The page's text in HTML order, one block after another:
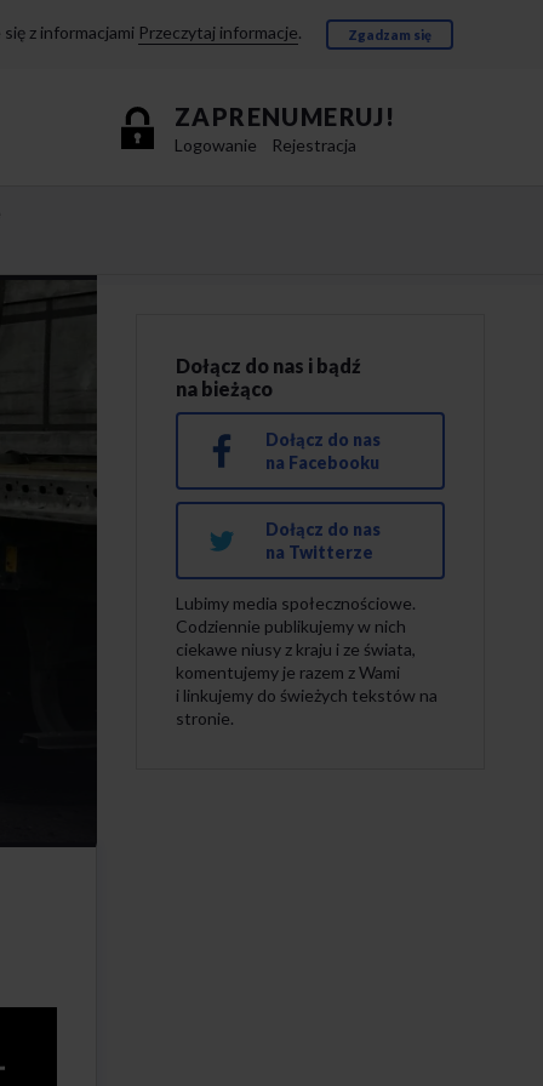
z informacjami Przeczytaj informacje. Zgadzam się
ZAPRENUMERUJ!
Logowanie Rejestracja
Dołącz do nas i bądź
na bieżąco
Dołącz do nas
na Facebooku
Dołącz do nas
na Twitterze
Lubimy media społecznościowe.
Codziennie publikujemy w nich
ciekawe niusy z kraju i ze świata,
komentujemy je razem z Wami
i linkujemy do świeżych tekstów na
stronie.